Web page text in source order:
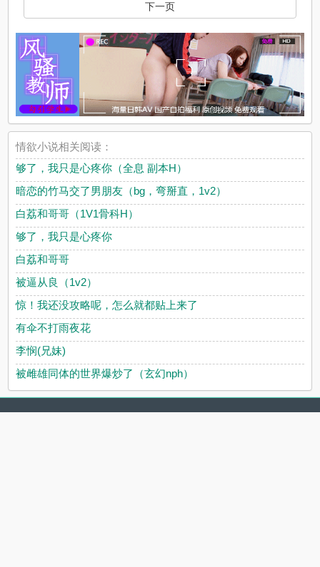
下一页
情欲小说相关阅读：
够了，我只是心疼你（全息 副本H）
暗恋的竹马交了男朋友（bg，弯掰直，1v2）
白荔和哥哥（1V1骨科H）
够了，我只是心疼你
白荔和哥哥
被逼从良（1v2）
惊！我还没攻略呢，怎么就都贴上来了
有伞不打雨夜花
李悯(兄妹)
被雌雄同体的世界爆炒了（玄幻nph）